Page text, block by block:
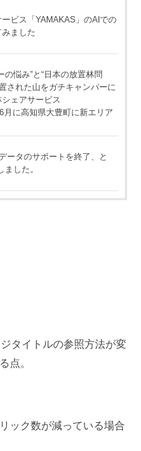
ビス「YAMAKAS」のAIでの
ました
の悩み”と“日本の放置林問
された山をガチキャンパーに
ェアサービス
月に高知県大豊町に新エリア
ータのサポートを終了、と
した。
タイトルの参照方法が変
点。
ック数が減っている場合